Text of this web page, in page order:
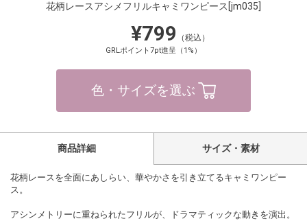
花柄レースアシメフリルキャミワンピース [jm035]
¥799 （税込）
GRLポイント7pt進呈（1%）
色・サイズを選ぶ
商品詳細 サイズ・素材
花柄レースを全面にあしらい、華やかさを引き立てるキャミワンピー
ス。
アシンメトリーに重ねられたフリルが、ドラマティックな動きを演出。